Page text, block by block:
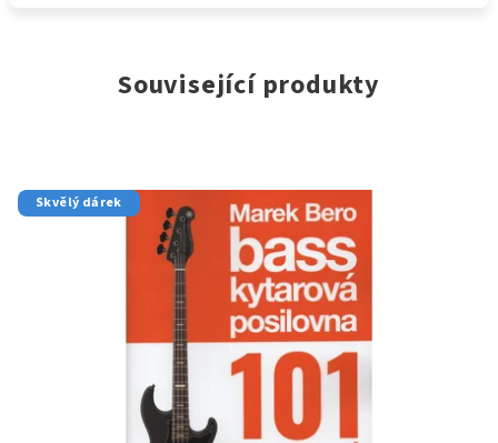
Související produkty
Skvělý dárek